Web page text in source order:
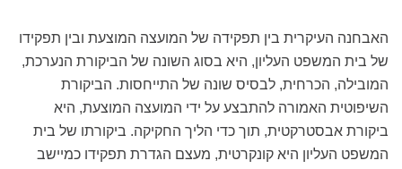
האבחנה העיקרית בין תפקידה של המועצה המוצעת ובין תפקידו
של בית המשפט העליון, היא בסוג השונה של הביקורת הנערכת,
המובילה, הכרחית, לבסיס שונה של התייחסות. הביקורת
השיפוטית האמורה להתבצע על ידי המועצה המוצעת, היא
ביקורת אבסטרקטית, תוך כדי הליך החקיקה. ביקורתו של בית
המשפט העליון היא קונקרטית, מעצם הגדרת תפקידו כמיישב